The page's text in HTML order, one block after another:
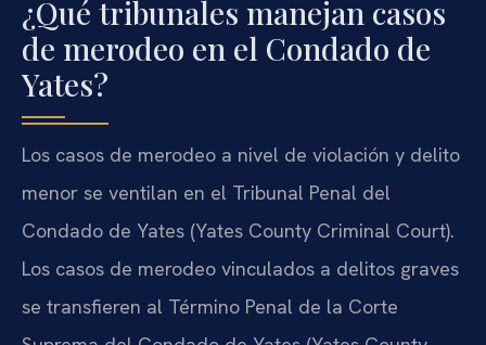
¿Qué tribunales manejan casos
de merodeo en el Condado de
Yates?
Los casos de merodeo a nivel de violación y delito
menor se ventilan en el Tribunal Penal del
Condado de Yates (Yates County Criminal Court).
Los casos de merodeo vinculados a delitos graves
se transfieren al Término Penal de la Corte